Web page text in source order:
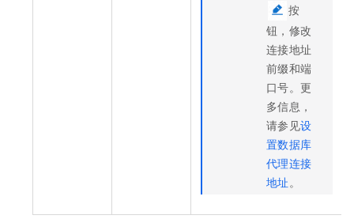
按
钮，修改
连接地址
前缀和端
口号。更
多信息，
请参见设
置数据库
代理连接
地址。